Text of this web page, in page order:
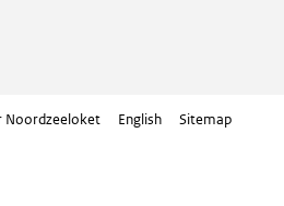
Noordzeeloket English Sitemap